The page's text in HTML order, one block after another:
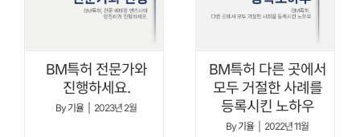
BM특허 전문가와
진행하세요.
By기율 2023년 2월
BM특허 다른 곳에서
모두 거절한 사례를
등록시킨 노하우
By기율 2022년 11월